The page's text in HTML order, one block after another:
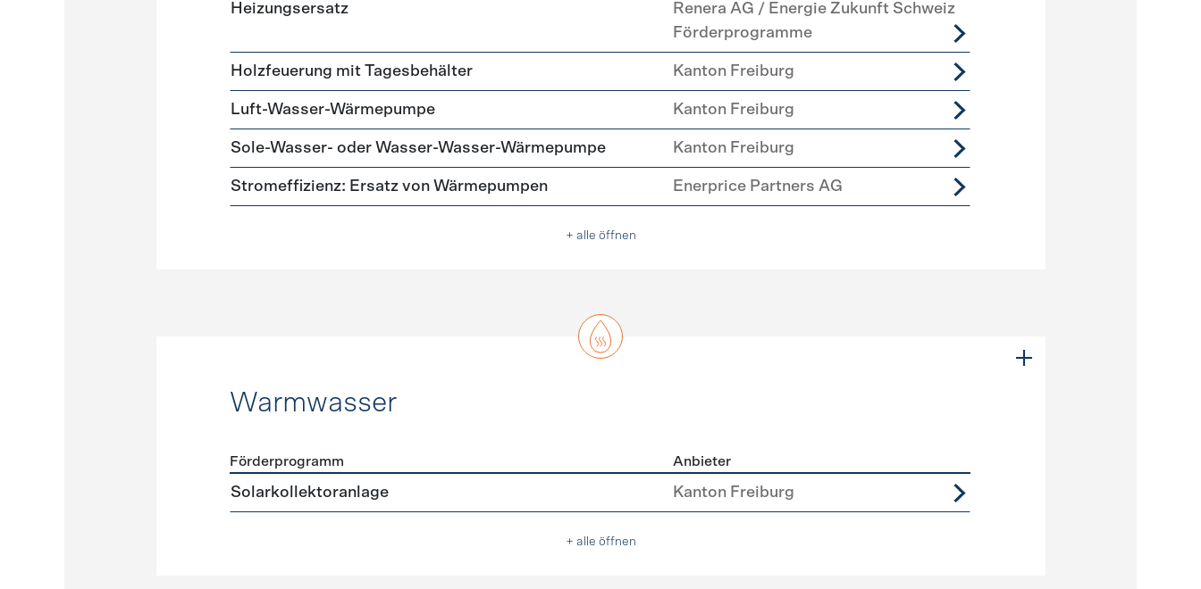
Heizungsersatz
Renera AG / Energie Zukunft Schweiz
Förderprogramme
Holzfeuerung mit Tagesbehälter Kanton Freiburg
Luft-Wasser-Wärmepumpe Kanton Freiburg
Sole-Wasser- oder Wasser-Wasser-Wärmepumpe Kanton Freiburg
Stromeffizienz: Ersatz von Wärmepumpen Enerprice Partners AG
+ alle öffnen
Warmwasser
Förderprogramme Warmwasser
Förderprogramm Anbieter
Solarkollektoranlage Kanton Freiburg
+ alle öffnen